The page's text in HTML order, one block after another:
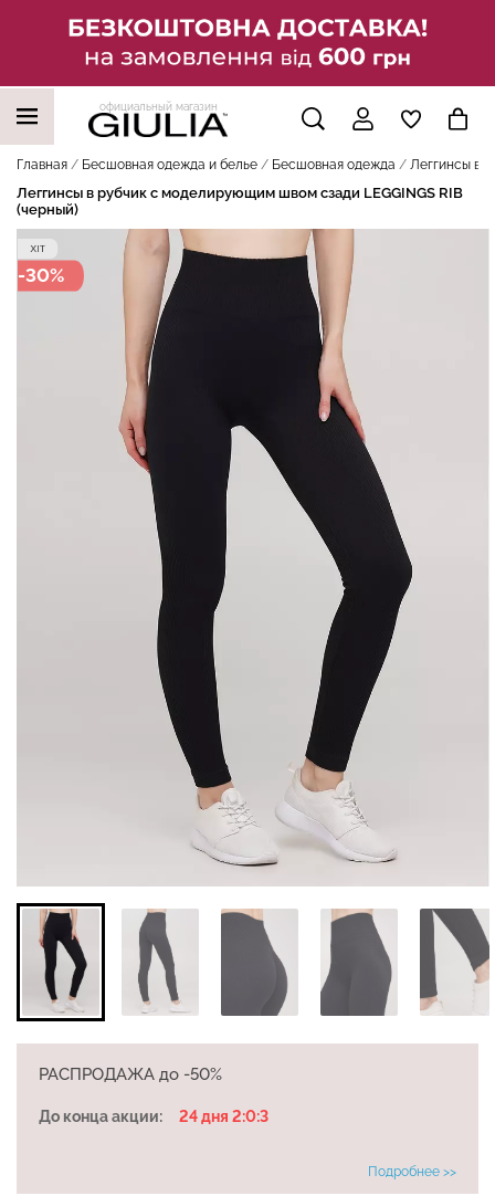
официальный магазин
Главная Бесшовная одежда и белье Бесшовная одежда Леггинсы в
Леггинсы в рубчик с моделирующим швом сзади LEGGINGS RIB
(черный)
-30%
РАСПРОДАЖА до -50%
До конца акции: 24 дня 2:0:2
Подробнее >>
НАШИ ТРЕНДОВЫЕ ТОВАРЫ
Бесшовные леггинсы из
микрофибры LEGGINGS
02 (черный) Giulia
Велосипедки с высокой
талией TRACKS 01
(черный) Giulia
549 грн.
LEGGINGS (черный) Giulia
BRASILIAN SHAPEWEAR
369 грн.